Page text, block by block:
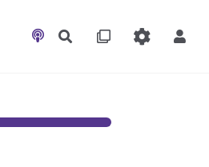
Rechercher